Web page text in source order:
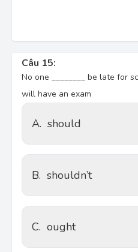
Câu 15:
No one ________ be late for
will have an exam
A. should
B. shouldn’t
C. ought